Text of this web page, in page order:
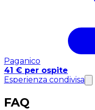
Paganico
41 € per ospite
Esperienza condivisa
FAQ